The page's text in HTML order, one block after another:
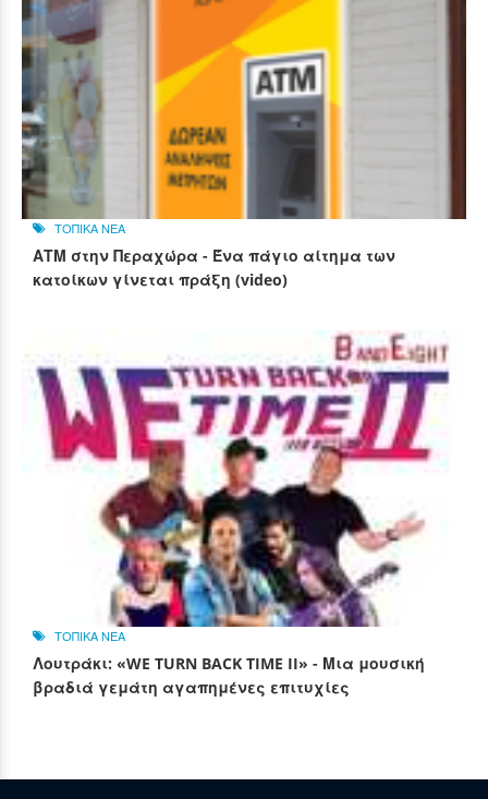
ΤΟΠΙΚΑ ΝΕΑ
ΑΤΜ στην Περαχώρα - Ένα πάγιο αίτημα των
κατοίκων γίνεται πράξη (video)
ΤΟΠΙΚΑ ΝΕΑ
Λουτράκι: «WE TURN BACK TIME II» - Μια μουσική
βραδιά γεμάτη αγαπημένες επιτυχίες